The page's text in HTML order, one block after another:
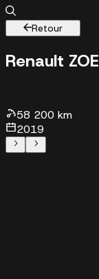
Retour
Renault ZOE
58 200 km
2019